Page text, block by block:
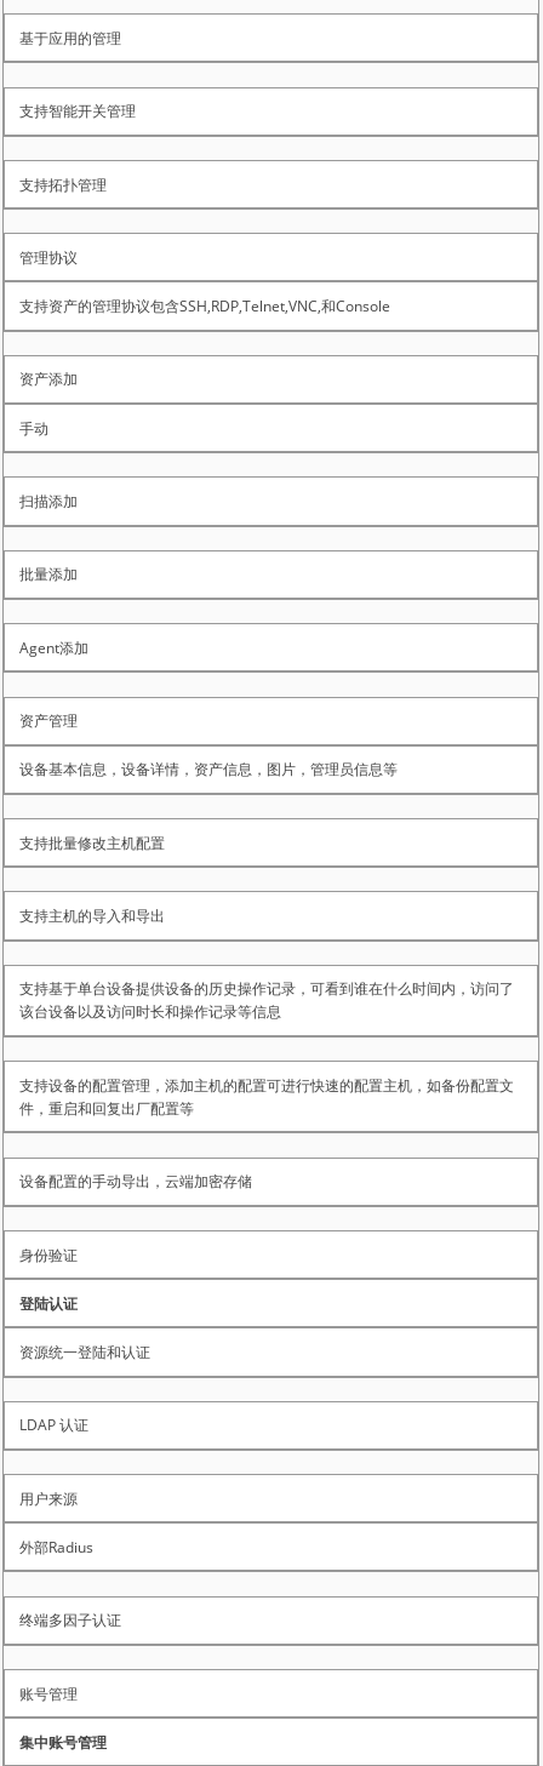
基于应用的管理
支持智能开关管理
支持拓扑管理
管理协议
支持资产的管理协议包含SSH,RDP,Telnet,VNC,和Console
资产添加
手动
扫描添加
批量添加
Agent添加
资产管理
设备基本信息，设备详情，资产信息，图片，管理员信息等
支持批量修改主机配置
支持主机的导入和导出
支持基于单台设备提供设备的历史操作记录，可看到谁在什么时间内，访问了
该台设备以及访问时长和操作记录等信息
支持设备的配置管理，添加主机的配置可进行快速的配置主机，如备份配置文
件，重启和回复出厂配置等
设备配置的手动导出，云端加密存储
身份验证
登陆认证
资源统一登陆和认证
LDAP 认证
用户来源
外部Radius
终端多因子认证
账号管理
集中账号管理